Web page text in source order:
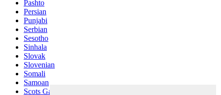
Pashto
Persian
Punjabi
Serbian
Sesotho
Sinhala
Slovak
Slovenian
Somali
Samoan
Scots Gaelic